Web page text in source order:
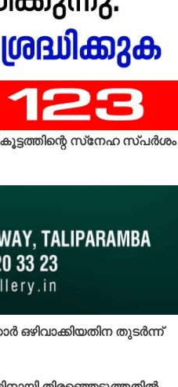
സ്‌നേഹ സ്പര്‍ശം
തുടര്‍ന്ന്